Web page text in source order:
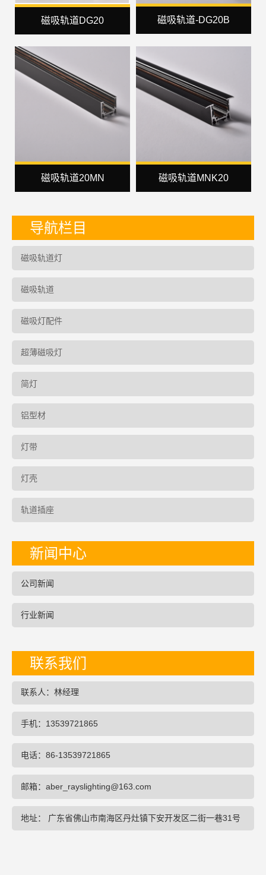
磁吸轨道DG20 磁吸轨道-DG20B
磁吸轨道20MN 磁吸轨道MNK20
导航栏目
磁吸轨道灯
磁吸轨道
磁吸灯配件
超薄磁吸灯
简灯
铝型材
灯带
灯壳
轨道插座
新闻中心
公司新闻
行业新闻
联系我们
联系人：林经理
手机：13539721865
电话：86-13539721865
邮箱：aber_rayslighting@163.com
地址： 广东省佛山市南海区丹灶镇下安开发区二街一巷31号